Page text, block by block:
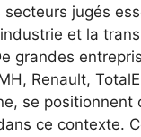
secteurs jugés
et la
grandes
Renault,
se positionnent
ce contexte.